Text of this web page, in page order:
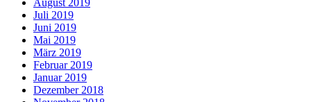
August 2019
Juli 2019
Juni 2019
Mai 2019
März 2019
Februar 2019
Januar 2019
Dezember 2018